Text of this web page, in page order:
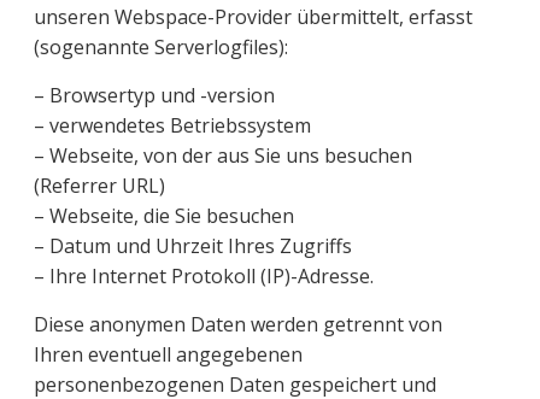
unseren Webspace-Provider übermittelt, erfasst
(sogenannte Serverlogfiles):
– Browsertyp und -version
– verwendetes Betriebssystem
– Webseite, von der aus Sie uns besuchen
(Referrer URL)
– Webseite, die Sie besuchen
– Datum und Uhrzeit Ihres Zugriffs
– Ihre Internet Protokoll (IP)-Adresse.
Diese anonymen Daten werden getrennt von
Ihren eventuell angegebenen
personenbezogenen Daten gespeichert und